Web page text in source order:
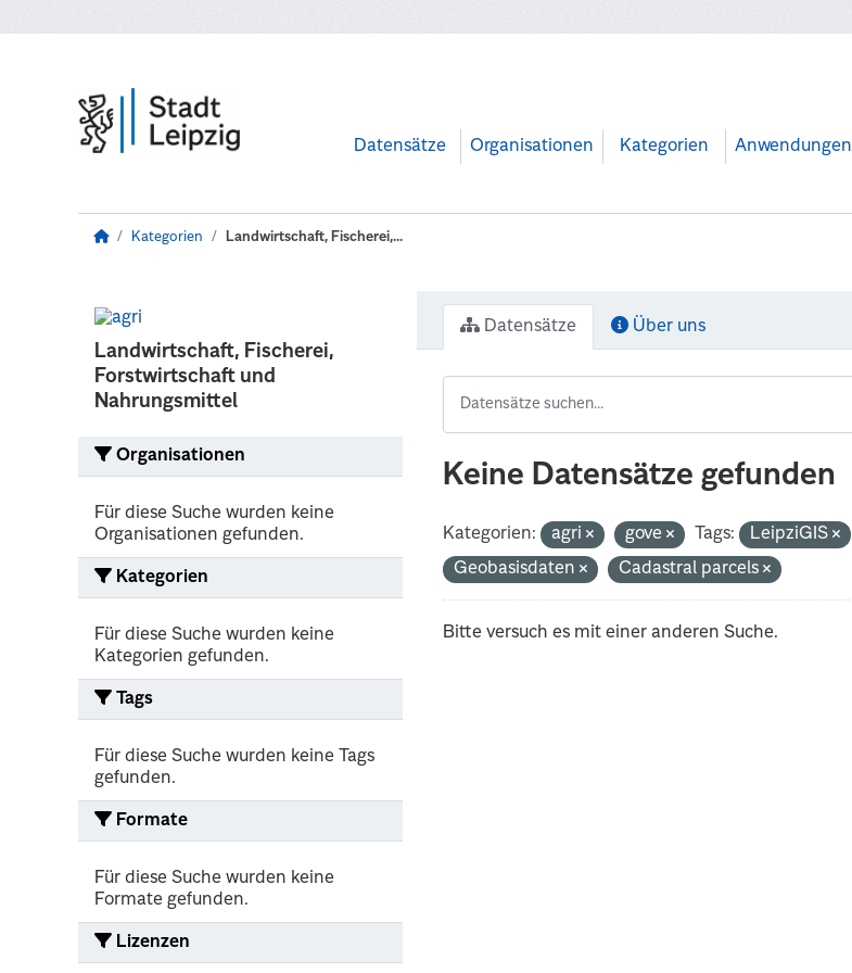
Datensätze Organisationen Kategorien Anwendungen
Kategorien Landwirtschaft, Fischerei,...
Landwirtschaft, Fischerei,
Forstwirtschaft und
Nahrungsmittel
Organisationen
Für diese Suche wurden keine
Organisationen gefunden.
Kategorien
Für diese Suche wurden keine
Kategorien gefunden.
Tags
Für diese Suche wurden keine Tags
gefunden.
Formate
Für diese Suche wurden keine
Formate gefunden.
Lizenzen
Datensätze Über uns
Keine Datensätze gefunden
Kategorien: agri gove Tags:
LeipziGIS
Geobasisdaten
Cadastral parcels
Bitte versuch es mit einer anderen Suche.